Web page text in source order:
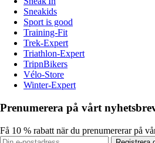
Sneakids
Sport is good
Training-Fit
Trek-Expert
Triathlon-Expert
TripnBikers
Vélo-Store
Winter-Expert
Prenumerera på vårt
Få 10 % rabatt när du prenumererar på